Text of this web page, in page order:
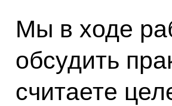
Мы в ходе
обсудить
считаете